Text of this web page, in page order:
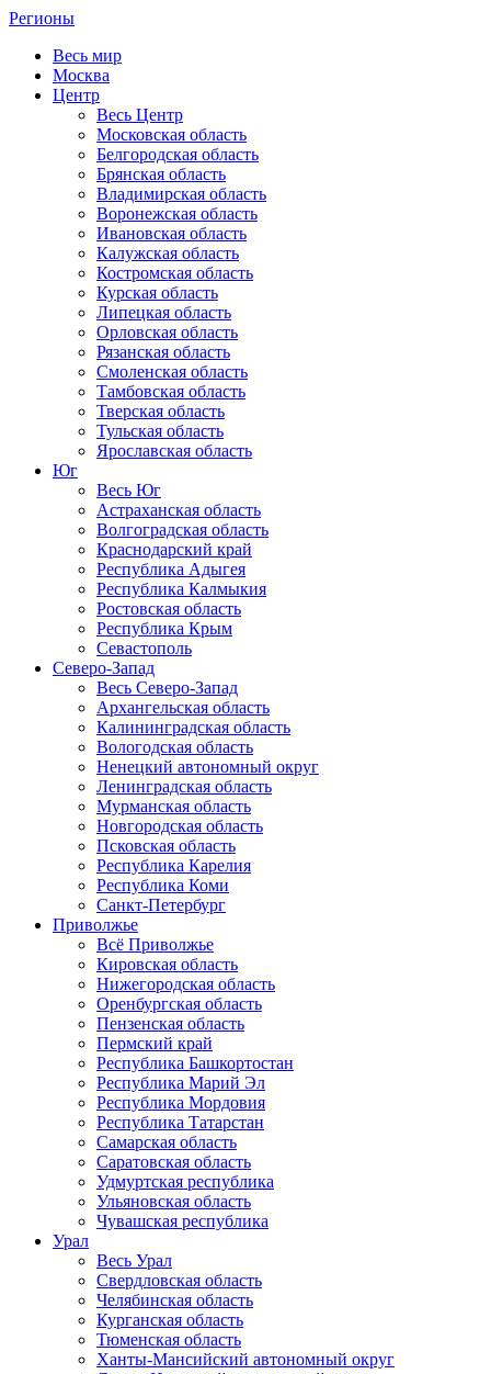
Регионы
Весь мир
Москва
Центр
Весь Центр
Московская область
Белгородская область
Брянская область
Владимирская область
Воронежская область
Ивановская область
Калужская область
Костромская область
Курская область
Липецкая область
Орловская область
Рязанская область
Смоленская область
Тамбовская область
Тверская область
Тульская область
Ярославская область
Юг
Весь Юг
Астраханская область
Волгоградская область
Краснодарский край
Республика Адыгея
Республика Калмыкия
Ростовская область
Республика Крым
Севастополь
Северо-Запад
Весь Северо-Запад
Архангельская область
Калининградская область
Вологодская область
Ненецкий автономный округ
Ленинградская область
Мурманская область
Новгородская область
Псковская область
Республика Карелия
Республика Коми
Санкт-Петербург
Приволжье
Всё Приволжье
Кировская область
Нижегородская область
Оренбургская область
Пензенская область
Пермский край
Республика Башкортостан
Республика Марий Эл
Республика Мордовия
Республика Татарстан
Самарская область
Саратовская область
Удмуртская республика
Ульяновская область
Чувашская республика
Урал
Весь Урал
Свердловская область
Челябинская область
Курганская область
Тюменская область
Ханты-Мансийский автономный округ